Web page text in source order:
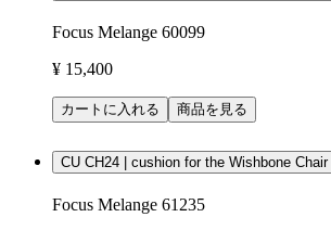
Focus Melange 60099
¥ 15,400
カートに入れる 商品を見る
CU CH24 | cushion for the Wishbone Chair
Focus Melange 61235